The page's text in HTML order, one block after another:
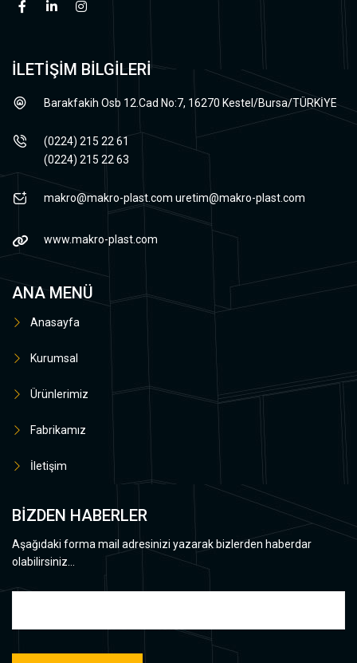
İLETİŞİM BİLGİLERİ
Barakfakih Osb 12.Cad No:7, 16270 Kestel/Bursa/TÜRKİYE
(0224) 215 22 61
(0224) 215 22 63
makro@makro-plast.com uretim@makro-plast.com
www.makro-plast.com
ANA MENÜ
Anasayfa
Kurumsal
Ürünlerimiz
Fabrikamız
İletişim
BİZDEN HABERLER
Aşağıdaki forma mail adresinizi yazarak bizlerden haberdar
olabilirsiniz...